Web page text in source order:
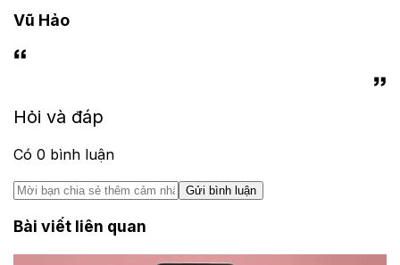
Vũ Hảo
Hỏi và đáp
Có 0 bình luận
Gửi bình luận
Bài viết liên quan